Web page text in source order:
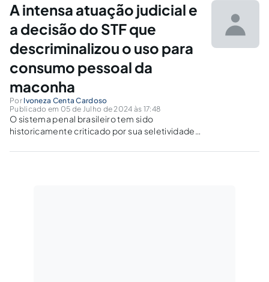
A intensa atuação judicial e
a decisão do STF que
descriminalizou o uso para
consumo pessoal da
maconha
Por Ivoneza Centa Cardoso
Publicado em 05 de Julho de 2024 às 17:48
O sistema penal brasileiro tem sido
historicamente criticado por sua seletividade
grupos sociais vulneráveis. A Teoria do Delito,